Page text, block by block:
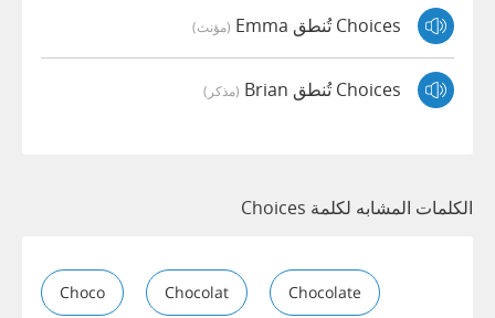
Choices تُنطق Emma (مؤنث)
Choices تُنطق Brian (مذكر)
الكلمات المشابه لكلمة Choices
Choco Chocolat Chocolate